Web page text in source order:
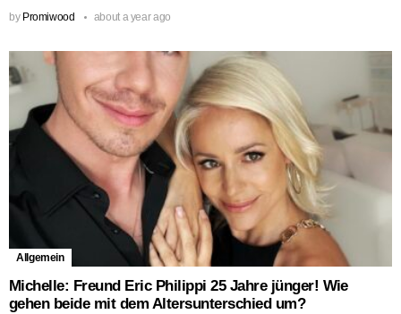
by Promiwood about a year ago
Allgemein
Michelle: Freund Eric Philippi 25 Jahre jünger! Wie
gehen beide mit dem Altersunterschied um?